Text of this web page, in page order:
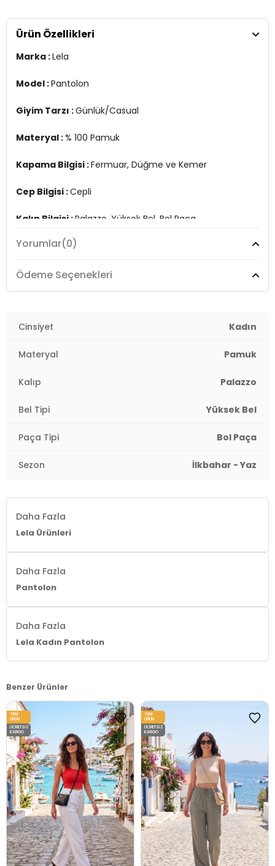
Kalıp Bilgisi :Palazzo, Yüksek Bel, Bol Paça
Manken Ölçüsü :
2DY673PY2005.17
Ürün Özellikleri
Marka :Lela
Model :Pantolon
Giyim Tarzı :Günlük/Casual
Materyal :% 100 Pamuk
Kapama Bilgisi :Fermuar, Düğme ve Kemer
Cep Bilgisi :Cepli
Kalıp Bilgisi :Palazzo, Yüksek Bel, Bol Paça
Manken Ölçüsü :
2DY673PY2005.17
Yorumlar(0)
Ödeme Seçenekleri
Cinsiyet Kadın
Materyal Pamuk
Kalıp Palazzo
Bel Tipi Yüksek Bel
Paça Tipi Bol Paça
Sezon İlkbahar - Yaz
Daha Fazla
Lela Ürünleri
Daha Fazla
Pantolon
Daha Fazla
Lela Kadın Pantolon
Benzer Ürünler
YENI
ÜRÜN
ÜCRETSIZ
KARGO
YENI
ÜRÜN
ÜCRETSIZ
KARGO